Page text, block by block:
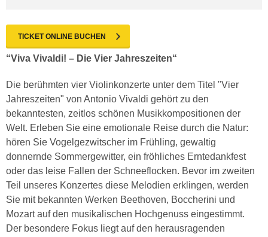
TICKET ONLINE BUCHEN
“Viva Vivaldi! – Die Vier Jahreszeiten“
Die berühmten vier Violinkonzerte unter dem Titel "Vier
Jahreszeiten" von Antonio Vivaldi gehört zu den
bekanntesten, zeitlos schönen Musikkompositionen der
Welt. Erleben Sie eine emotionale Reise durch die Natur:
hören Sie Vogelgezwitscher im Frühling, gewaltig
donnernde Sommergewitter, ein fröhliches Erntedankfest
oder das leise Fallen der Schneeflocken. Bevor im zweiten
Teil unseres Konzertes diese Melodien erklingen, werden
Sie mit bekannten Werken Beethoven, Boccherini und
Mozart auf den musikalischen Hochgenuss eingestimmt.
Der besondere Fokus liegt auf den herausragenden